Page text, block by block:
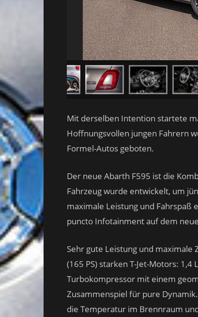
Mit derselben Intention startete
Hoffnungsvollen jungen Fahrern
Formel-Autos geboten.
Der neue Abarth F595 ist die
Fahrzeug wurde entwickelt, um
maximale Leistung und Fahrspaß
puncto Infotainment auf dem
Sehr gute Leistung und
(165 PS) starken T-Jet-Motors:
Turbokompressor mit einem
Zusammenspiel für pure
die Temperatur im Brennraum